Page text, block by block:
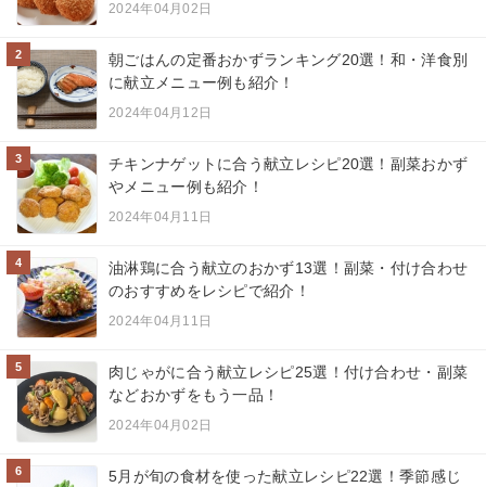
2024年04月02日
2
朝ごはんの定番おかずランキング20選！和・洋食別
に献立メニュー例も紹介！
2024年04月12日
3
チキンナゲットに合う献立レシピ20選！副菜おかず
やメニュー例も紹介！
2024年04月11日
4
油淋鶏に合う献立のおかず13選！副菜・付け合わせ
のおすすめをレシピで紹介！
2024年04月11日
5
肉じゃがに合う献立レシピ25選！付け合わせ・副菜
などおかずをもう一品！
2024年04月02日
6
5月が旬の食材を使った献立レシピ22選！季節感じ